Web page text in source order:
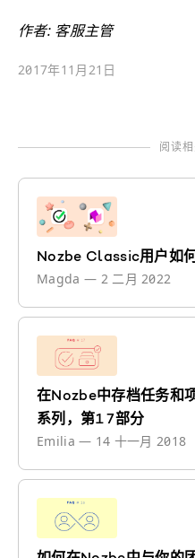
作者: 客服主管
2017年11月21日
阅读
Nozbe Classic用户如
Magda — 2 二月 2022
在Nozbe中存档任务和
系列，第17部分
Emilia— 14 十一月 2018